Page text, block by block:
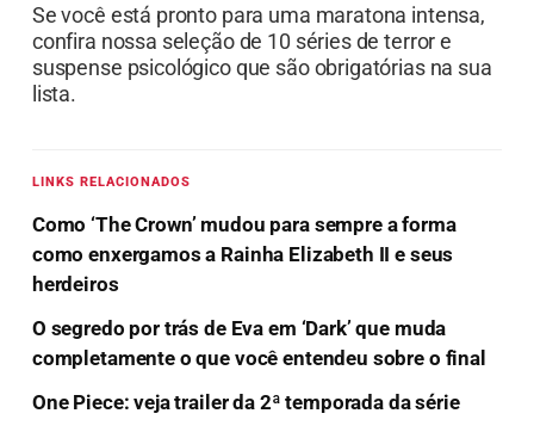
Se você está pronto para uma maratona intensa,
confira nossa seleção de 10 séries de terror e
suspense psicológico que são obrigatórias na sua
lista.
LINKS RELACIONADOS
Como ‘The Crown’ mudou para sempre a forma
como enxergamos a Rainha Elizabeth II e seus
herdeiros
O segredo por trás de Eva em ‘Dark’ que muda
completamente o que você entendeu sobre o final
One Piece: veja trailer da 2ª temporada da série